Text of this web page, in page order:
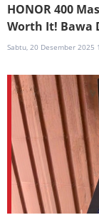
HONOR 400
Worth It! Bawa
Sabtu, 20 Desember 2025